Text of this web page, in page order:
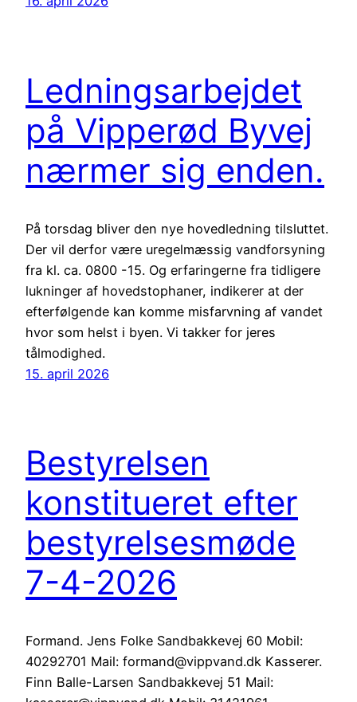
Ledningsarbejdet
på Vipperød Byvej
nærmer sig enden.
På torsdag bliver den nye hovedledning tilsluttet.
Der vil derfor være uregelmæssig vandforsyning
fra kl. ca. 0800 -15. Og erfaringerne fra tidligere
lukninger af hovedstophaner, indikerer at der
efterfølgende kan komme misfarvning af vandet
hvor som helst i byen. Vi takker for jeres
tålmodighed.
15. april 2026
Bestyrelsen
konstitueret efter
bestyrelsesmøde
7-4-2026
Formand. Jens Folke Sandbakkevej 60 Mobil:
40292701 Mail: formand@vippvand.dk Kasserer.
Finn Balle-Larsen Sandbakkevej 51 Mail: